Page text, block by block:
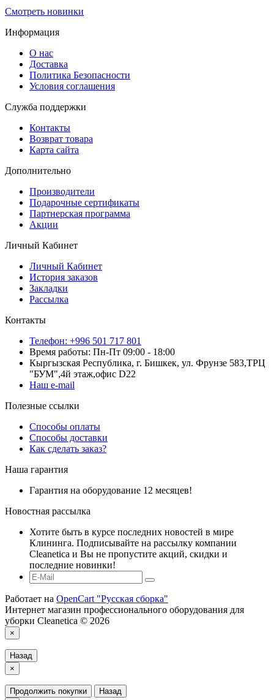
Смотреть новинки
Информация
О нас
Доставка
Политика Безопасности
Условия соглашения
Служба поддержки
Контакты
Возврат товара
Карта сайта
Дополнительно
Производители
Подарочные сертификаты
Партнерская программа
Акции
Личный Кабинет
Личный Кабинет
История заказов
Закладки
Рассылка
Контакты
Телефон: +996 501 717 801
Время работы: Пн-Пт 09:00 - 18:00
Кыргызская Республика, г. Бишкек, ул. Фрунзе 583,ТРЦ
"БУМ",4й этаж,офис D22
Наш e-mail
Полезные ссылки
Способы оплаты
Способы доставки
Как сделать заказ?
Наша гарантия
Гарантия на оборудование 12 месяцев!
Новостная рассылка
Хотите быть в курсе последних новостей в мире
Клининга. Подписывайте на рассылку компании
Cleanetica и Вы не пропустите акций, скидки и
последние новинки!
Работает на OpenCart "Русская сборка"
Интернет магазин профессионального оборудования для
уборки Cleanetica © 2026
×
Назад
×
Продолжить покупки
Назад